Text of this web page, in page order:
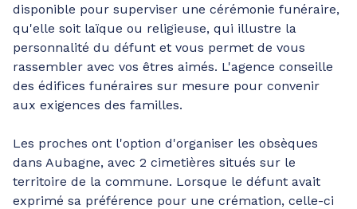
disponible pour superviser une cérémonie funéraire,
qu'elle soit laïque ou religieuse, qui illustre la
personnalité du défunt et vous permet de vous
rassembler avec vos êtres aimés. L'agence conseille
des édifices funéraires sur mesure pour convenir
aux exigences des familles.
Les proches ont l'option d'organiser les obsèques
dans Aubagne, avec 2 cimetières situés sur le
territoire de la commune. Lorsque le défunt avait
exprimé sa préférence pour une crémation, celle-ci